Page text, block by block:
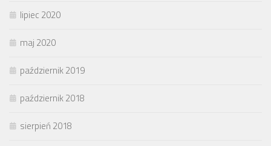
lipiec 2020
maj 2020
październik 2019
październik 2018
sierpień 2018